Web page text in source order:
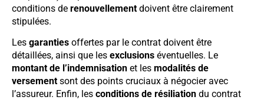
conditions de renouvellement doivent être clairement
stipulées.
Les garanties offertes par le contrat doivent être
détaillées, ainsi que les exclusions éventuelles. Le
montant de l’indemnisation et les modalités de
versement sont des points cruciaux à négocier avec
l’assureur. Enfin, les conditions de résiliation du contrat